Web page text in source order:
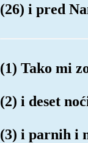
(26) i pred
(1) Tako mi
(2) i deset
(3) i parnih i